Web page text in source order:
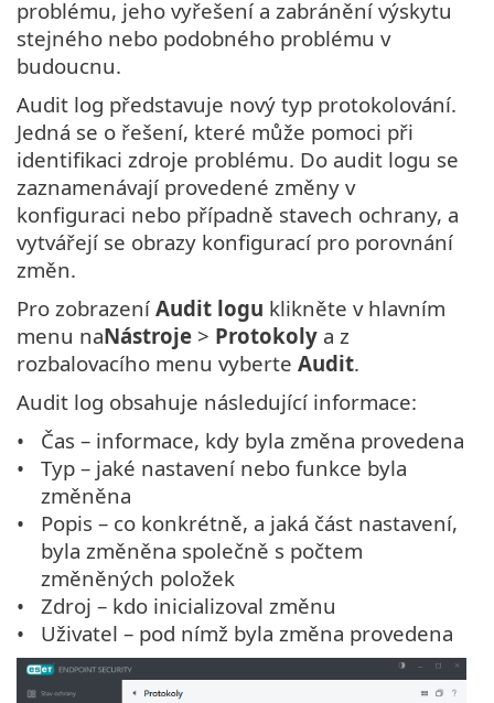
problému, jeho vyřešení a zabránění výskytu
stejného nebo podobného problému v
budoucnu.
Audit log představuje nový typ protokolování.
Jedná se o řešení, které může pomoci při
identifikaci zdroje problému. Do audit logu se
zaznamenávají provedené změny v
konfiguraci nebo případně stavech ochrany, a
vytvářejí se obrazy konfigurací pro porovnání
změn.
Pro zobrazení Audit logu klikněte v hlavním
menu naNástroje > Protokoly a z
rozbalovacího menu vyberte Audit.
Audit log obsahuje následující informace:
Čas – informace, kdy byla změna provedena
Typ – jaké nastavení nebo funkce byla
změněna
Popis – co konkrétně, a jaká část nastavení,
byla změněna společně s počtem
změněných položek
Zdroj – kdo inicializoval změnu
Uživatel – pod nímž byla změna provedena